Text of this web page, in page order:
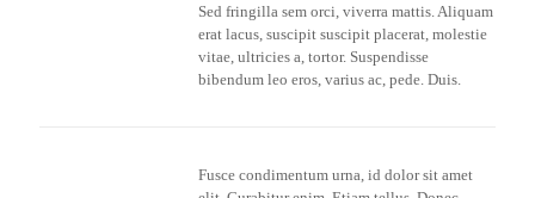
Sed fringilla sem orci, viverra mattis. Aliquam
erat lacus, suscipit suscipit placerat, molestie
vitae, ultricies a, tortor. Suspendisse
bibendum leo eros, varius ac, pede. Duis.
Fusce condimentum urna, id dolor sit amet